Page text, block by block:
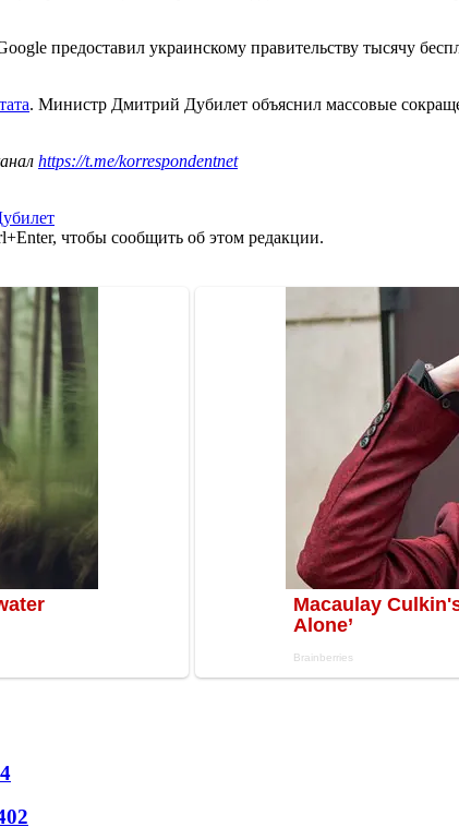
предоставил украинскому правительству тысячу
. Министр Дмитрий Дубилет объяснил массовые
https://t.me/korrespondentnet
чтобы сообщить об этом редакции.